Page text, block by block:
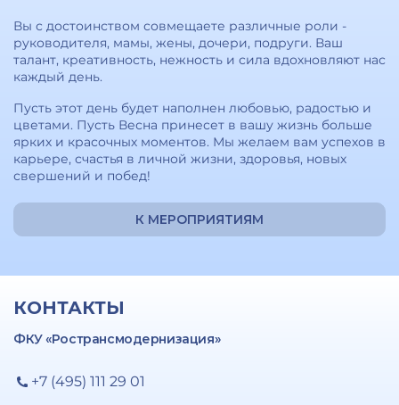
Вы с достоинством совмещаете различные роли -
руководителя, мамы, жены, дочери, подруги. Ваш
талант, креативность, нежность и сила вдохновляют нас
каждый день.
Пусть этот день будет наполнен любовью, радостью и
цветами. Пусть Весна принесет в вашу жизнь больше
ярких и красочных моментов. Мы желаем вам успехов в
карьере, счастья в личной жизни, здоровья, новых
свершений и побед!
К МЕРОПРИЯТИЯМ
КОНТАКТЫ
ФКУ «Ространсмодернизация»
+7 (495) 111 29 01